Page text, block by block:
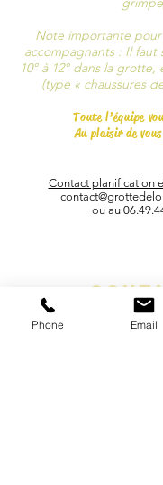
Note importante pour
accompagnants : Il faut
10° à 12° dans la
(type « chaussures
Toute l’équipe
Au plaisir de
Contact planification
ou au
Phone Email